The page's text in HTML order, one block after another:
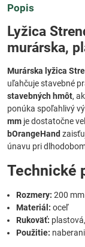
Popis
Lyžica
murárska,
Murárska lyžica
uľahčuje stavebné
stavebných hmôt,
ponúka spoľahlivý
mm je dostatočne
bOrangeHand
únavu pri
Technické
Rozmery: 200 mm
Materiál: oceľ
Rukoväť:
Použitie: